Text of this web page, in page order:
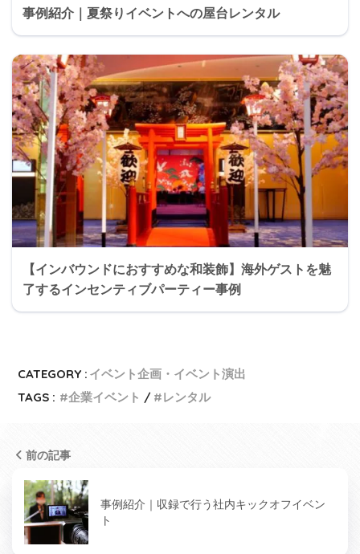
事例紹介｜夏祭りイベントへの屋台レンタル
【インバウンドにおすすめな和装飾】海外ゲストを魅
了するインセンティブパーティー事例
CATEGORY : イベント企画・イベント演出
TAGS :
企業イベント レンタル
前の記事
事例紹介｜収録で行う社内キックオフイベン
ト